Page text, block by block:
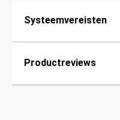
Systeemvereisten
Productreviews